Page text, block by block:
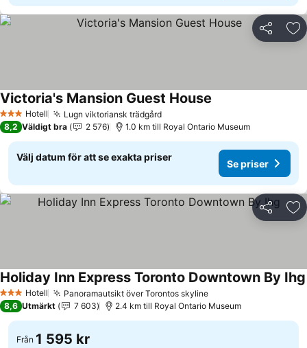
Dela
3 StjärnorHotell Lugn viktoriansk trädgård
Victoria's Mansion Guest House
8,2 Väldigt bra 2 576 1.0 km till Royal Ontario Museum
Välj datum för att se exakta priser
Se priser
Dela
3 StjärnorHotell Panoramautsikt över Torontos skyline
Holiday Inn Express Toronto Downtown By Ihg
8,6 Utmärkt 7 603 2.4 km till Royal Ontario Museum
Från 1 595 kr